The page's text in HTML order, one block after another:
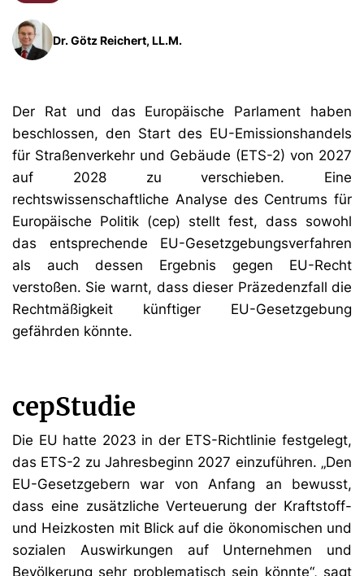
Dr. Götz Reichert, LL.M.
Der Rat und das Europäische Parlament haben
beschlossen, den Start des EU-Emissionshandels
für Straßenverkehr und Gebäude (ETS-2) von 2027
auf 2028 zu verschieben. Eine
rechtswissenschaftliche Analyse des Centrums für
Europäische Politik (cep) stellt fest, dass sowohl
das entsprechende EU-Gesetzgebungsverfahren
als auch dessen Ergebnis gegen EU-Recht
verstoßen. Sie warnt, dass dieser Präzedenzfall die
Rechtmäßigkeit künftiger EU-Gesetzgebung
gefährden könnte.
cepStudie
Die EU hatte 2023 in der ETS-Richtlinie festgelegt,
das ETS-2 zu Jahresbeginn 2027 einzuführen. „Den
EU-Gesetzgebern war von Anfang an bewusst,
dass eine zusätzliche Verteuerung der Kraftstoff-
und Heizkosten mit Blick auf die ökonomischen und
sozialen Auswirkungen auf Unternehmen und
Bevölkerung sehr problematisch sein könnte“, sagt